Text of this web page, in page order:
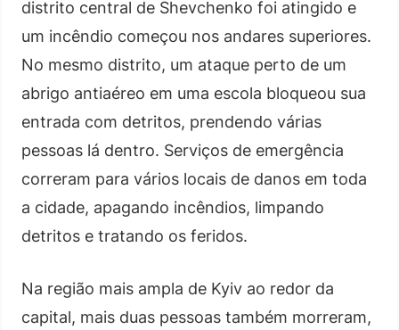
distrito central de Shevchenko foi atingido e
um incêndio começou nos andares superiores.
No mesmo distrito, um ataque perto de um
abrigo antiaéreo em uma escola bloqueou sua
entrada com detritos, prendendo várias
pessoas lá dentro. Serviços de emergência
correram para vários locais de danos em toda
a cidade, apagando incêndios, limpando
detritos e tratando os feridos.
Na região mais ampla de Kyiv ao redor da
capital, mais duas pessoas também morreram,